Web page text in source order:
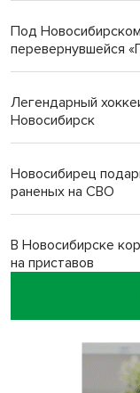
Под
перевернувшейся
Легендарный
Новосибирск
Новосибирец
раненых на СВО
В Новосибирске
на приставов